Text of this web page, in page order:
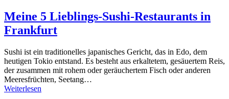
Meine 5 Lieblings-Sushi-Restaurants in
Frankfurt
Sushi ist ein traditionelles japanisches Gericht, das in Edo, dem
heutigen Tokio entstand. Es besteht aus erkaltetem, gesäuertem Reis,
der zusammen mit rohem oder geräuchertem Fisch oder anderen
Meeresfrüchten, Seetang…
Weiterlesen